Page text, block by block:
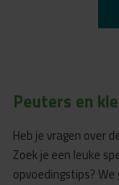
Peuters en
Heb je vragen over
Zoek je een leuke
opvoedingstips?